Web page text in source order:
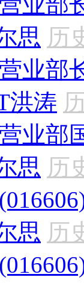
思 历
业部
洪涛
业部
思 历
思 历